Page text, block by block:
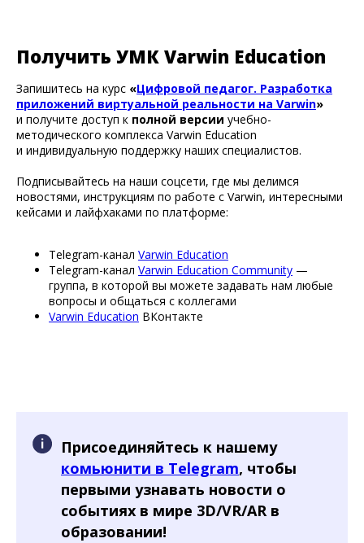
Получить УМК Varwin Education
Запишитесь на курс «Цифровой педагог. Разработка
приложений виртуальной реальности на Varwin»
и получите доступ к полной версии учебно-
методического комплекса Varwin Education
и индивидуальную поддержку наших специалистов.
Подписывайтесь на наши соцсети, где мы делимся
новостями, инструкциям по работе с Varwin, интересными
кейсами и лайфхаками по платформе:
Telegram-канал Varwin Education
Telegram-канал Varwin Education Community —
группа, в которой вы можете задавать нам любые
вопросы и общаться с коллегами
Varwin Education ВКонтакте
Присоединяйтесь к нашему
комьюнити в Telegram, чтобы
первыми узнавать новости о
событиях в мире 3D/VR/AR в
образовании!